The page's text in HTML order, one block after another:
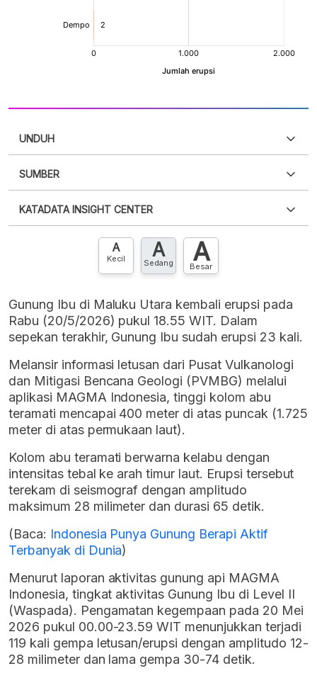
UNDUH
XLS
SUMBER
punya akun?Silakan Daftar sekarang
KATADATA INSIGHT CENTER
Hubungi sekarang »
A
Kecil A
Sedang A
Besar
Gunung Ibu di Maluku Utara kembali erupsi pada
Rabu (20/5/2026) pukul 18.55 WIT. Dalam
sepekan terakhir, Gunung Ibu sudah erupsi 23 kali.
Melansir informasi letusan dari Pusat Vulkanologi
dan Mitigasi Bencana Geologi (PVMBG) melalui
aplikasi MAGMA Indonesia, tinggi kolom abu
teramati mencapai 400 meter di atas puncak (1.725
meter di atas permukaan laut).
Kolom abu teramati berwarna kelabu dengan
intensitas tebal ke arah timur laut. Erupsi tersebut
terekam di seismograf dengan amplitudo
maksimum 28 milimeter dan durasi 65 detik.
(Baca: Indonesia Punya Gunung Berapi Aktif
Terbanyak di Dunia)
Menurut laporan aktivitas gunung api MAGMA
Indonesia, tingkat aktivitas Gunung Ibu di Level II
(Waspada). Pengamatan kegempaan pada 20 Mei
2026 pukul 00.00-23.59 WIT menunjukkan terjadi
119 kali gempa letusan/erupsi dengan amplitudo 12-
28 milimeter dan lama gempa 30-74 detik.